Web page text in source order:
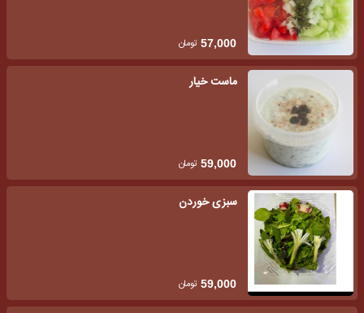
57,000 تومان
ماست خیار
59,000 تومان
سبزی خوردن
59,000 تومان